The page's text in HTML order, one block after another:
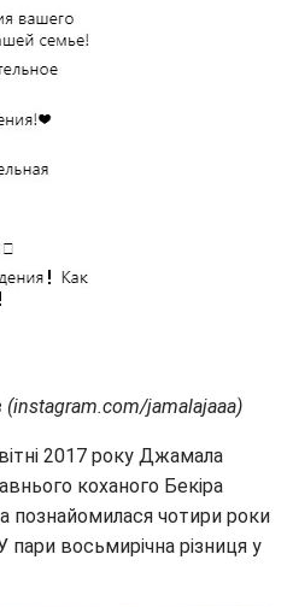
(instagram.com/jamalajaaa)
2017 року Джамала
коханого Бекіра
познайомилася чотири роки
пари восьмирічна різниця у